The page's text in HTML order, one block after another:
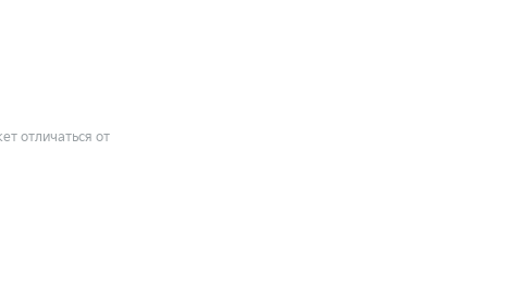
отличаться от